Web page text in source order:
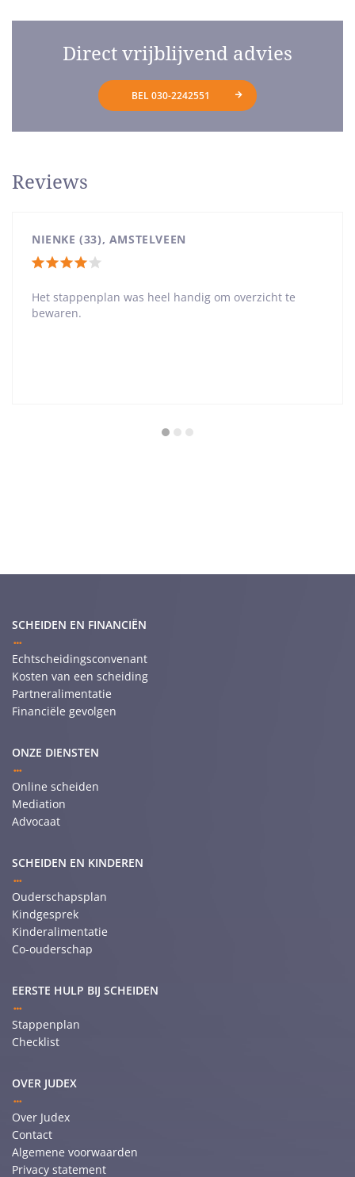
Direct vrijblijvend advies
BEL 030-2242551
Reviews
NIENKE (33), AMSTELVEEN
Totale
waardering:
4
Het stappenplan was heel handig om overzicht te
bewaren.
SCHEIDEN EN FINANCIËN
Echtscheidingsconvenant
Kosten van een scheiding
Partneralimentatie
Financiële gevolgen
ONZE DIENSTEN
Online scheiden
Mediation
Advocaat
SCHEIDEN EN KINDEREN
Ouderschapsplan
Kindgesprek
Kinderalimentatie
Co-ouderschap
EERSTE HULP BIJ SCHEIDEN
Stappenplan
Checklist
OVER JUDEX
Over Judex
Contact
Algemene voorwaarden
Privacy statement